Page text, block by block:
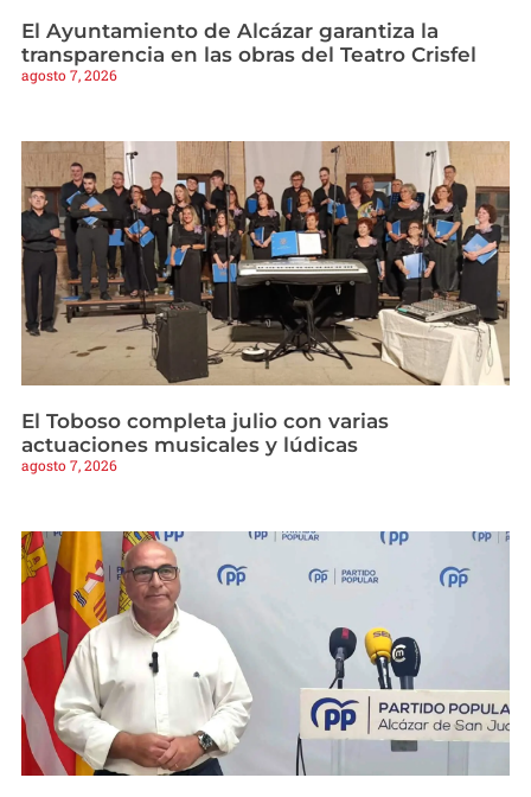
El Ayuntamiento de Alcázar garantiza la
transparencia en las obras del Teatro Crisfel
agosto 7, 2026
El Toboso completa julio con varias
actuaciones musicales y lúdicas
agosto 7, 2026